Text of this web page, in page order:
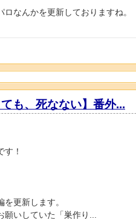
なんかを更新しておりますね。
も、死なない】番外...
！
更新します。
いしていた「巣作り...